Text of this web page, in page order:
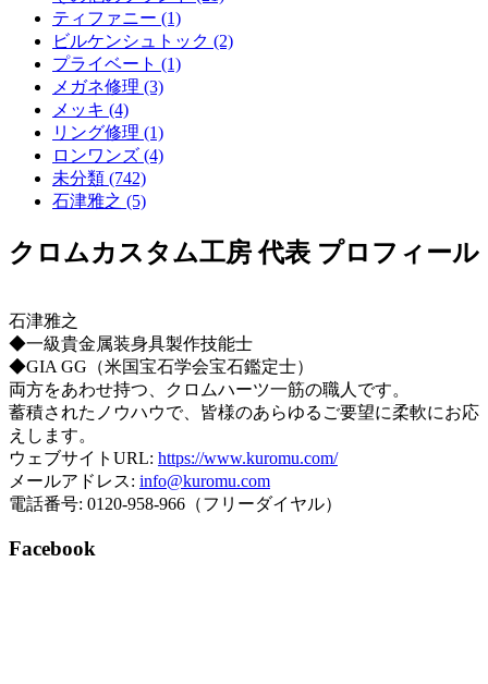
ティファニー (1)
ビルケンシュトック (2)
プライベート (1)
メガネ修理 (3)
メッキ (4)
リング修理 (1)
ロンワンズ (4)
未分類 (742)
石津雅之 (5)
クロムカスタム工房 代表 プロフィール
石津雅之
◆一級貴金属装身具製作技能士
◆GIA GG（米国宝石学会宝石鑑定士）
両方をあわせ持つ、クロムハーツ一筋の職人です。
蓄積されたノウハウで、皆様のあらゆるご要望に柔軟にお応
えします。
ウェブサイトURL: https://www.kuromu.com/
メールアドレス: info@kuromu.com
電話番号: 0120-958-966（フリーダイヤル）
Facebook